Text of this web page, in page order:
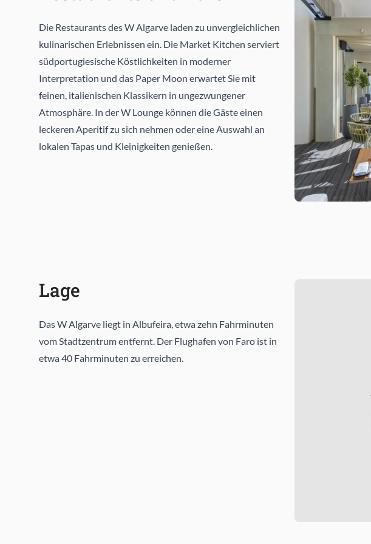
Die Restaurants des W Algarve laden zu unvergleichlichen
kulinarischen Erlebnissen ein. Die Market Kitchen serviert
südportugiesische Köstlichkeiten in moderner
Interpretation und das Paper Moon erwartet Sie mit
feinen, italienischen Klassikern in ungezwungener
Atmosphäre. In der W Lounge können die Gäste einen
leckeren Aperitif zu sich nehmen oder eine Auswahl an
lokalen Tapas und Kleinigkeiten genießen.
Lage
Das W Algarve liegt in Albufeira, etwa zehn Fahrminuten
vom Stadtzentrum entfernt. Der Flughafen von Faro ist in
etwa 40 Fahrminuten zu erreichen.